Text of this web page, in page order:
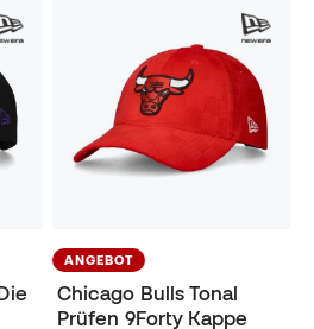
ANGEBOT
Chicago Bulls Tonal
Prüfen 9Forty Kappe